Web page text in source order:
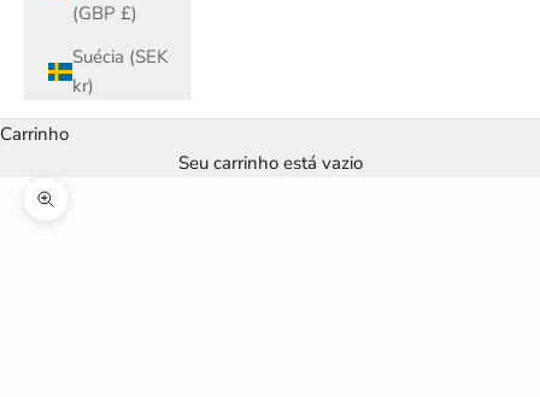
(GBP £)
Suécia (SEK
kr)
Carrinho
Seu carrinho está vazio
Zoom na imagem